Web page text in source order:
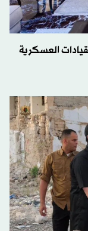
العسكرية